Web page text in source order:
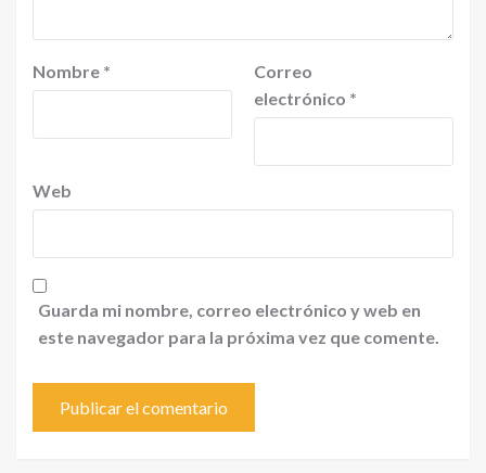
Nombre *
Correo
electrónico *
Web
Guarda mi nombre, correo electrónico y web en
este navegador para la próxima vez que comente.